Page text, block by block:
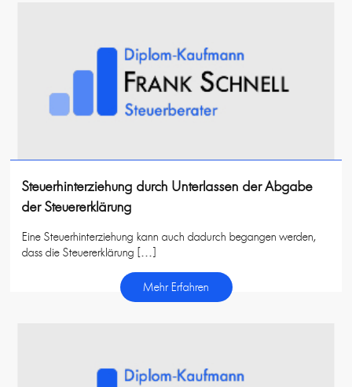
Steuerhinterziehung durch Unterlassen der Abgabe
der Steuererklärung
Eine Steuerhinterziehung kann auch dadurch begangen werden,
dass die Steuererklärung […]
Mehr Erfahren